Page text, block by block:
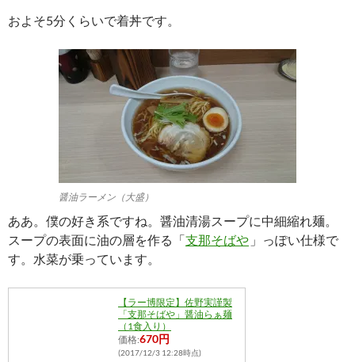
およそ5分くらいで着丼です。
醤油ラーメン（大盛）
ああ。僕の好き系ですね。醤油清湯スープに中細縮れ麺。
スープの表面に油の層を作る「支那そばや 」っぽい仕様で
す。水菜が乗っています。
【ラー博限定】佐野実謹製
「支那そばや」醤油らぁ麺
（1食入り）
価格:670円
(2017/12/3 12:28時点)